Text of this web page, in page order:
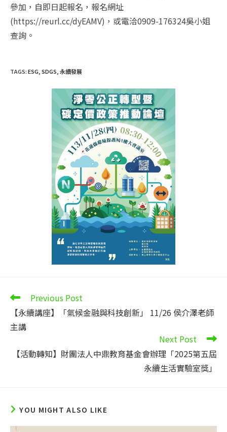
參加，自即日起報名，報名網址
(https://reurl.cc/dyEAMV)，或電洽0909-176324吳小姐
查詢。
TAGS:ESG SDGS 永續發展
Read
more
articles
Previous Post
【永續講座】「氣候金融與科技創新」 11/26 侯介澤老師
主講
Next Post
【活動轉知】財團法人中鼎教育基金會辦理「2025第五屆
永續生活實驗室獎」
YOU MIGHT ALSO LIKE